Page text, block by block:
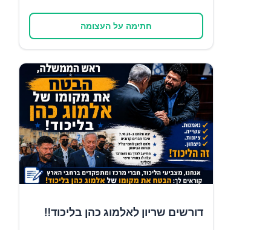
חתימה על העצומה
דורשים שריון לאלמוג כהן בליכוד‼️